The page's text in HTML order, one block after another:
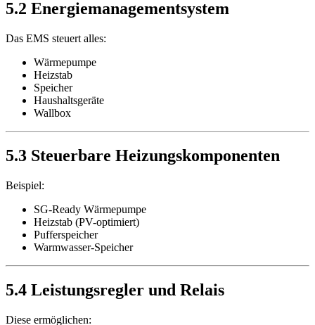
5.2 Energiemanagementsystem
Das EMS steuert alles:
Wärmepumpe
Heizstab
Speicher
Haushaltsgeräte
Wallbox
5.3 Steuerbare Heizungskomponenten
Beispiel:
SG-Ready Wärmepumpe
Heizstab (PV-optimiert)
Pufferspeicher
Warmwasser-Speicher
5.4 Leistungsregler und Relais
Diese ermöglichen: